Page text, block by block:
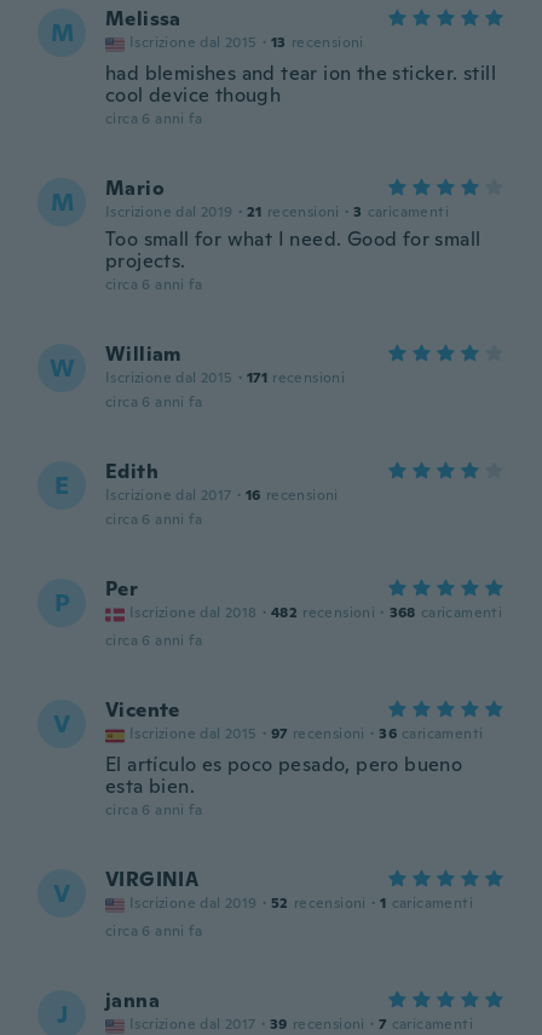
M Melissa
Iscrizione dal 2015 · 13 recensioni
had blemishes and tear ion the sticker. still
cool device though
circa 6 anni fa
M Mario
Iscrizione dal 2019 · 21 recensioni · 3 caricamenti
Too small for what I need. Good for small
projects.
circa 6 anni fa
W William
Iscrizione dal 2015 · 171 recensioni
circa 6 anni fa
E Edith
Iscrizione dal 2017 · 16 recensioni
circa 6 anni fa
P Per
Iscrizione dal 2018 · 482 recensioni · 368 caricamenti
circa 6 anni fa
V Vicente
Iscrizione dal 2015 · 97 recensioni · 36 caricamenti
El artículo es poco pesado, pero bueno
esta bien.
circa 6 anni fa
V VIRGINIA
Iscrizione dal 2019 · 52 recensioni · 1 caricamenti
circa 6 anni fa
J janna
Iscrizione dal 2017 · 39 recensioni · 7 caricamenti